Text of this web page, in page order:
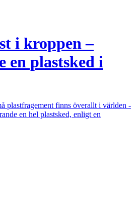
i kroppen –
en plastsked i
plastfragement finns överallt i världen -
en hel plastsked, enligt en